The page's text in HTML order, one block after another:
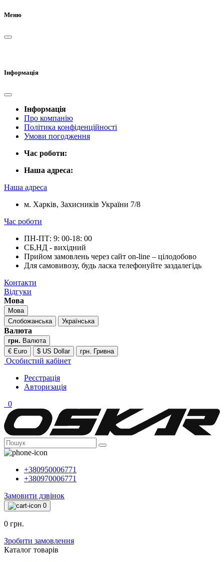
Меню
Інформація
Інформація
Про компанію
Політика конфіденційності
Умови погодження
Час роботи:
Наша адреса:
Наша адреса
м. Харків, Захисників України 7/8
Час роботи
ПН-ПТ: 9: 00-18: 00
СБ,НД - вихідний
Прийом замовлень через сайт on-line – цілодобово
Для самовивозу, будь ласка телефонуйте заздалегідь
Контакти
Відгуки
Мова
Мова
Слобожанська
Українська
Валюта
грн. Валюта
€ Euro
$ US Dollar грн. Гривна
Особистий кабінет
Реєстрація
Авторизація
0
+380950006771
+380970006771
Замовити дзвінок
0
0 грн.
Зробити замовлення
Каталог товарiв